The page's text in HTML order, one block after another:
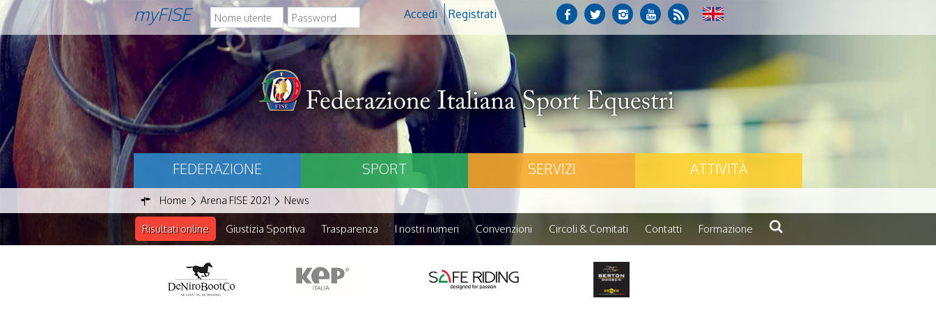
myFISE Accedi Registrati
FEDERAZIONE SPORT SERVIZI ATTIVITÀ
Home Arena FISE 2021 News
Risultati online Giustizia Sportiva Trasparenza I nostri numeri Convenzioni Circoli & Comitati Contatti Formazione